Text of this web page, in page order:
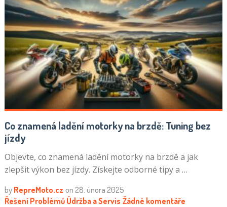
Co znamená ladění motorky na brzdě: Tuning bez
jízdy
Objevte, co znamená ladění motorky na brzdě a jak
zlepšit výkon bez jízdy. Získejte odborné tipy a …
by RepreMoto.cz on 28. února 2025
Řešení Problémů Údržba a Servis Žádné komentáře